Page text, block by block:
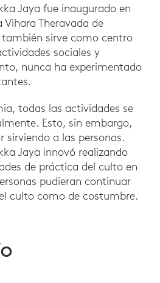
Jaya fue inaugurado en
Vihara Theravada de
también sirve como centro
sociales y
nunca ha experimentado
todas las actividades se
Esto, sin embargo,
sirviendo a las personas.
Jaya innovó realizando
de práctica del culto en
pudieran continuar
culto como de costumbre.